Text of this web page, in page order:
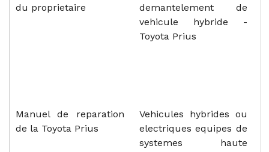
du proprietaire
demantelement de
vehicule hybride -
Toyota Prius
Manuel de reparation
de la Toyota Prius
Vehicules hybrides ou
electriques equipes de
systemes haute